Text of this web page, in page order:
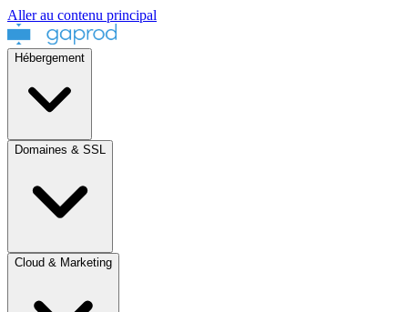
Aller au contenu principal
Hébergement
Domaines & SSL
Cloud & Marketing